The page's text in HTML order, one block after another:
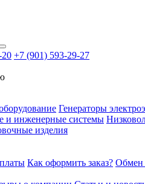
20 +7 (901) 593-29-27
Генераторы
и инженерные системы
изделия
Как оформить заказ? Обмен